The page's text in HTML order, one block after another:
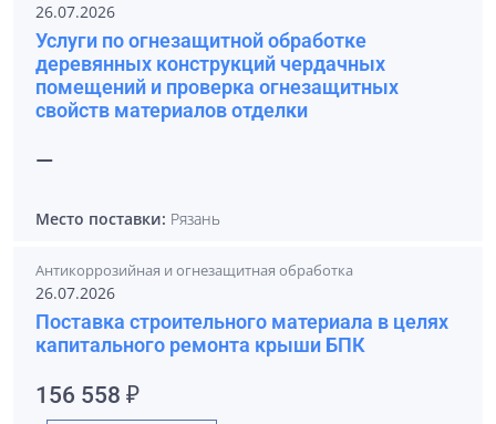
26.07.2026
Услуги по огнезащитной обработке
деревянных конструкций чердачных
помещений и проверка огнезащитных
свойств материалов отделки
—
Место поставки: Рязань
Антикоррозийная и огнезащитная обработка
26.07.2026
Поставка строительного материала в целях
капитального ремонта крыши БПК
156 558 ₽